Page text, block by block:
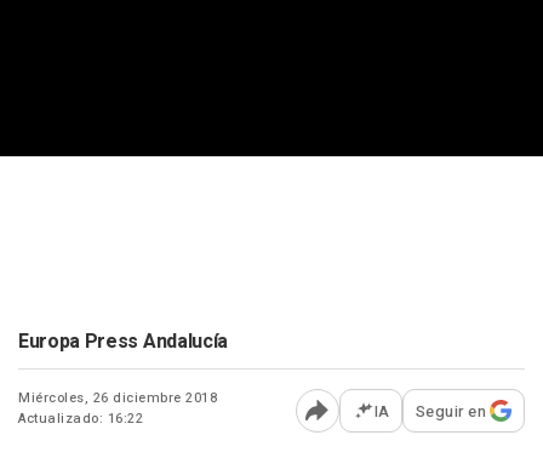
Europa Press Andalucía
Miércoles, 26 diciembre 2018
Actualizado: 16:22
Abrir opciones para
IA Seguir en